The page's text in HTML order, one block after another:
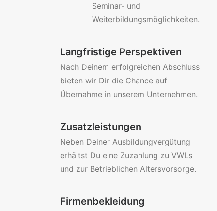
Seminar- und
Weiterbildungsmöglichkeiten.
Langfristige Perspektiven
Nach Deinem erfolgreichen Abschluss
bieten wir Dir die Chance auf
Übernahme in unserem Unternehmen.
Zusatzleistungen
Neben Deiner Ausbildungvergütung
erhältst Du eine Zuzahlung zu VWLs
und zur Betrieblichen Altersvorsorge.
Firmenbekleidung